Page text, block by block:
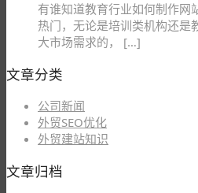
有谁知道教育行业如何制作网
热门，无论是培训类机构还是
大市场需求的， […]
文章分类
公司新闻
外贸SEO优化
外贸建站知识
文章归档